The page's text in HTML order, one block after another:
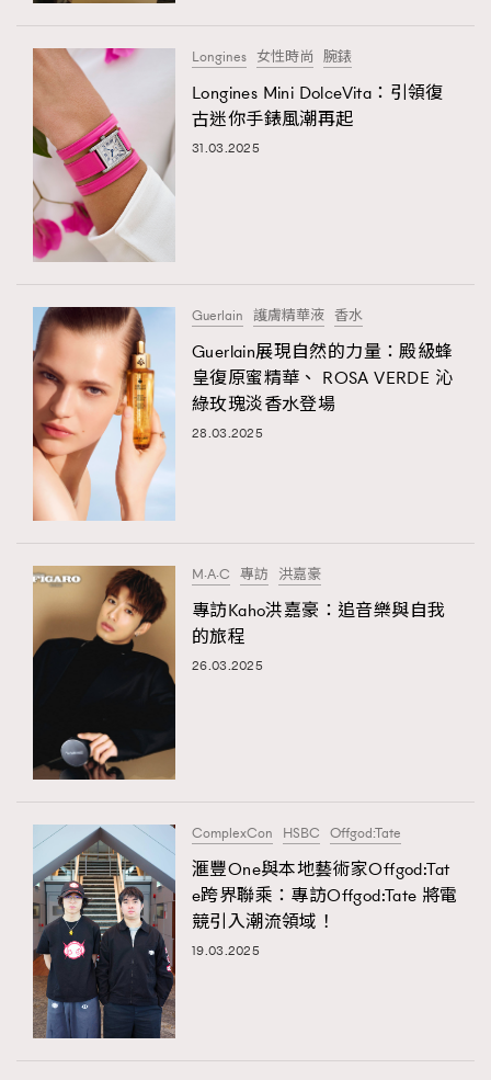
FigaroTalk
FigaroWatch 83
Grooming&Fitness
HommesFashion 2
HommeStyle
VAxChowSangSang 4
WatchesWonder&Beyond 21
WatchesWonder&Beyond 1
向ChanelN°5致敬
大時代小事情
煲劇日常
玩物壯志
本人已詳閱並同意遵守本文列明條款及細則。 請瀏覽
(nmg.com.hk/privacy) 閱讀本公司的私隱政策聲明。
本人願意接收新傳媒集團的最新消息及其他宣傳資訊，本人同意
新傳媒集團使用本人的個人資料於任何推廣用途。
About us Collaboration Opportunity
New Media Group | Madame Figaro editions: France | Greece
#FigaroIssue 專訪陳漢娜Hanna與Takuro｜模特
當巨蟹座遇上處女座 Tyson Yoshi x 林家謙
Longines 女性時尚 腕錶
Longines Mini DolceVita：引領復
古迷你手錶風潮再起
31.03.2025
Guerlain 護膚精華液 香水
Guerlain展現自然的力量：殿級蜂
皇復原蜜精華、 ROSA VERDE 沁
綠玫瑰淡香水登場
28.03.2025
M·A·C 專訪 洪嘉豪
專訪Kaho洪嘉豪：追音樂與自我
的旅程
26.03.2025
ComplexCon HSBC Offgod:Tate
滙豐One與本地藝術家Offgod:Tat
e跨界聯乘：專訪Offgod:Tate 將電
競引入潮流領域！
19.03.2025